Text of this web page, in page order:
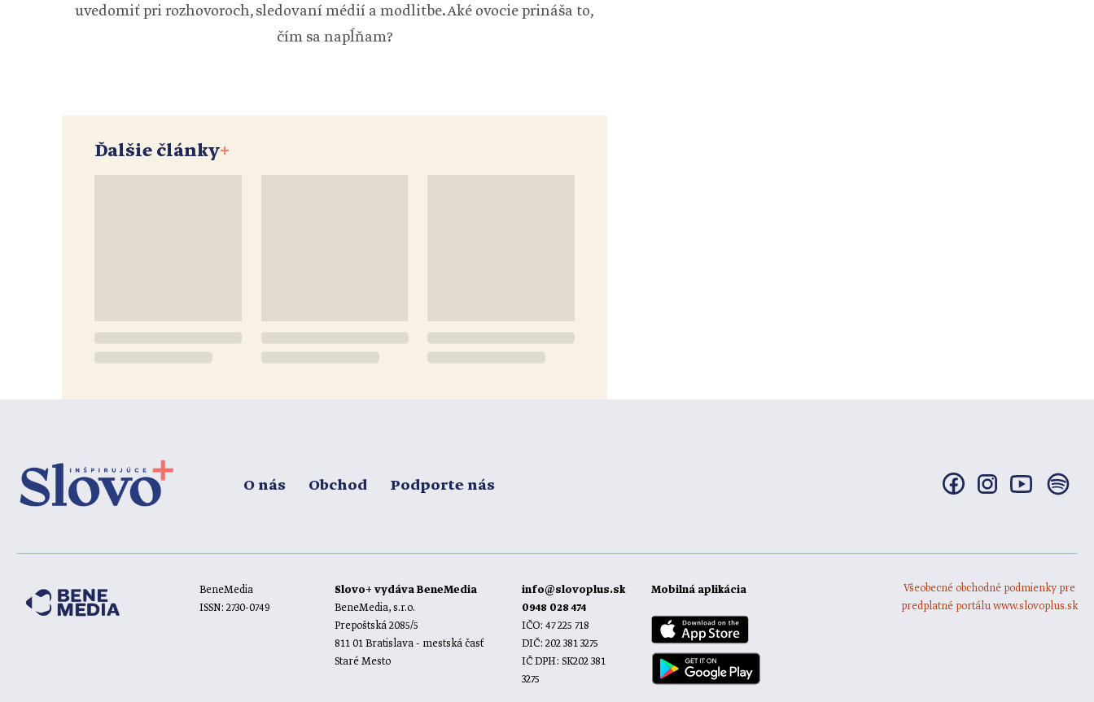
uvedomiť pri rozhovoroch, sledovaní médií a modlitbe. Aké ovocie prináša to,
čím sa napĺňam?
Ďalšie články+
O nás Obchod Podporte nás
BeneMedia
ISSN: 2730-0749
Slovo+ vydáva BeneMedia
BeneMedia, s.r.o.
Prepoštská 2085/5
811 01 Bratislava - mestská časť
Staré Mesto
info@slovoplus.sk
0948 028 474
IČO: 47 225 718
DIČ: 202 381 3275
IČ DPH: SK202 381
3275
Mobilná aplikácia
Všeobecné obchodné podmienky pre
predplatné portálu www.slovoplus.sk